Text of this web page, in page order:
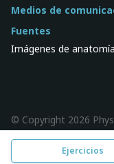
Ejercicios
Medios de
Fuentes
Imágenes de anatomía
© Copyright 2026
derechos |Privacidad|